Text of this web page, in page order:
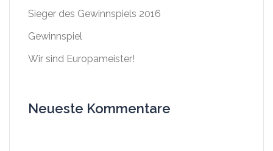
Sieger des Gewinnspiels 2016
Gewinnspiel
Wir sind Europameister!
Neueste Kommentare